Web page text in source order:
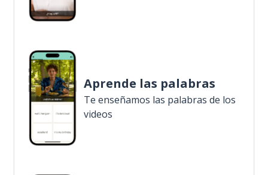
Aprende las palabras
Te enseñamos las palabras de los
videos